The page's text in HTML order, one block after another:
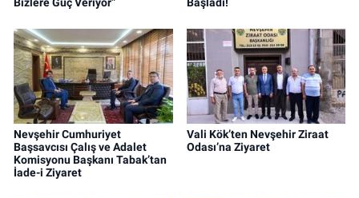
Nevşehir Cumhuriyet
Başsavcısı Çalış ve Adalet
Komisyonu Başkanı Tabak’tan
İade-i Ziyaret
Vali Kök’ten Nevşehir Ziraat
Odası’na Ziyaret